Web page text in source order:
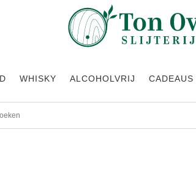
WHISKY ALCOHOLVRIJ CADEAUS